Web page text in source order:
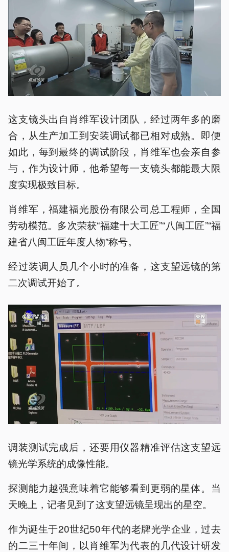
这支镜头出自肖维军设计团队，经过两年多的磨
合，从生产加工到安装调试都已相对成熟。即便
如此，每到最终的调试阶段，肖维军也会亲自参
与，作为设计师，他希望每一支镜头都能最大限
度实现极致目标。
肖维军，福建福光股份有限公司总工程师，全国
劳动模范。多次荣获“福建十大工匠”“八闽工匠”“福
建省八闽工匠年度人物”称号。
经过装调人员几个小时的准备，这支望远镜的第
二次调试开始了。
调装测试完成后，还要用仪器精准评估这支望远
镜光学系统的成像性能。
探测能力越强意味着它能够看到更弱的星体。当
天晚上，记者见到了这支望远镜呈现出的星空。
作为诞生于20世纪50年代的老牌光学企业，过去
的二三十年间，以肖维军为代表的几代设计研发